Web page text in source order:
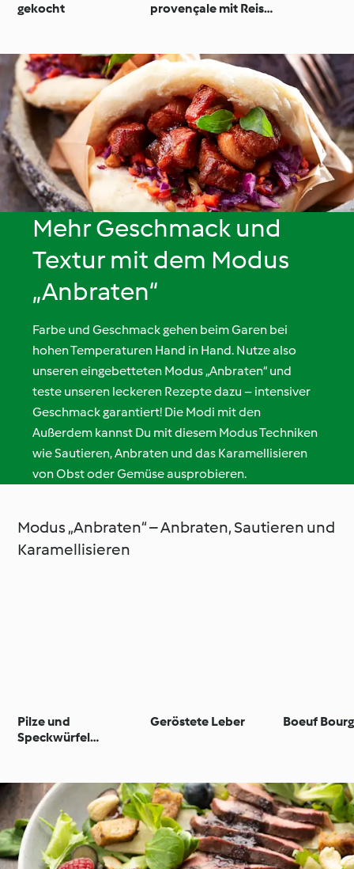
gekocht
provençale mit Reis
Mehr Geschmack und
Textur mit dem Modus
„Anbraten“
Farbe und Geschmack gehen beim Garen bei
hohen Temperaturen Hand in Hand. Nutze also
unseren eingebetteten Modus „Anbraten“ und
teste unseren leckeren Rezepte dazu – intensiver
Geschmack garantiert! Die Modi mit den
Außerdem kannst Du mit diesem Modus Techniken
wie Sautieren, Anbraten und das Karamellisieren
von Obst oder Gemüse ausprobieren.
Modus „Anbraten“ – Anbraten, Sautieren und
Karamellisieren
Pilze und
Speckwürfel
Geröstete Leber Boeuf